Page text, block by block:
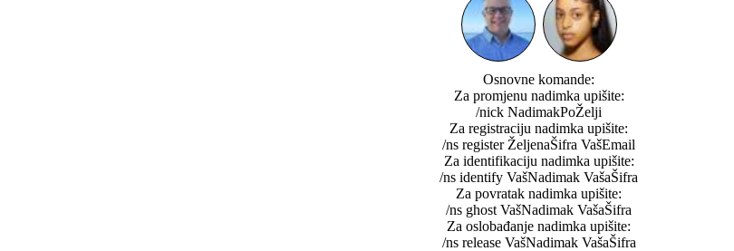
Osnovne komande:
Za promjenu nadimka upišite:
/nick NadimakPoŽelji
Za registraciju nadimka upišite:
/ns register ŽeljenaŠifra VašEmail
Za identifikaciju nadimka upišite:
/ns identify VašNadimak VašaŠifra
Za povratak nadimka upišite:
/ns ghost VašNadimak VašaŠifra
Za oslobađanje nadimka upišite:
/ns release VašNadimak VašaŠifra